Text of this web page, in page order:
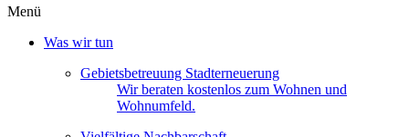
Menü
Was wir tun
Gebietsbetreuung Stadterneuerung
Wir beraten kostenlos zum Wohnen und
Wohnumfeld.